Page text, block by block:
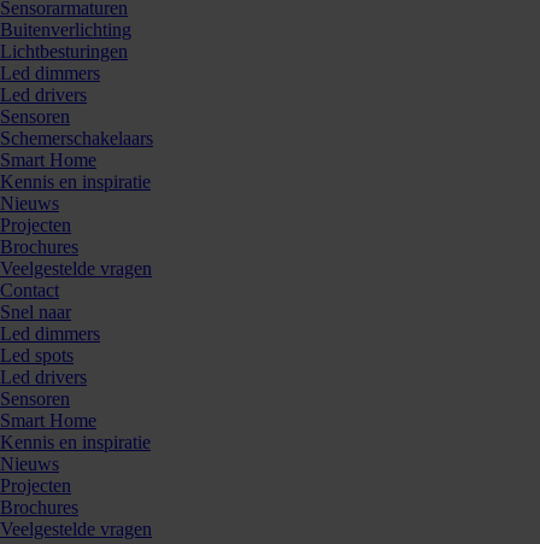
Sensorarmaturen
Buitenverlichting
Lichtbesturingen
Led dimmers
Led drivers
Sensoren
Schemerschakelaars
Smart Home
Kennis en inspiratie
Nieuws
Projecten
Brochures
Veelgestelde vragen
Contact
Snel naar
Led dimmers
Led spots
Led drivers
Sensoren
Smart Home
Kennis en inspiratie
Nieuws
Projecten
Brochures
Veelgestelde vragen